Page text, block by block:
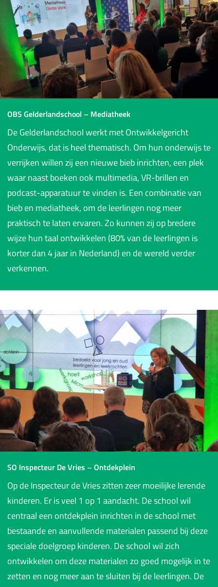
OBS Gelderlandschool – Mediatheek
De Gelderlandschool werkt met Ontwikkelgericht
Onderwijs, dat is heel thematisch. Om hun onderwijs te
verrijken willen zij een nieuwe bieb inrichten, een plek
waar naast boeken ook multimedia, VR-brillen en
podcast-apparatuur te vinden is. Een combinatie van
bieb en mediatheek, om de leerlingen nog meer
praktisch te laten ervaren. Zo kunnen zij op bredere
wijze hun taal ontwikkelen (80% van de leerlingen is
korter dan 4 jaar in Nederland) en de wereld verder
verkennen.
SO Inspecteur De Vries – Ontdekplein
Op de Inspecteur de Vries zitten zeer moeilijke lerende
kinderen. Er is veel 1 op 1 aandacht. De school wil
centraal een ontdekplein inrichten in de school met
bestaande en aanvullende materialen passend bij deze
speciale doelgroep kinderen. De school wil zich
ontwikkelen om deze materialen zo goed mogelijk in te
zetten en nog meer aan te sluiten bij de leerlingen. De